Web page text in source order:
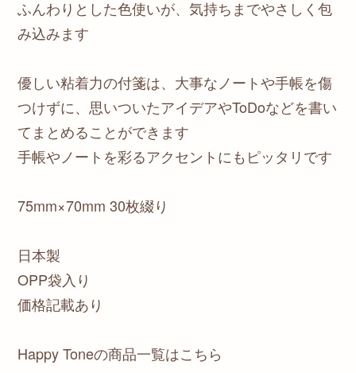
ふんわりとした色使いが、気持ちまでやさしく包
み込みます
優しい粘着力の付箋は、大事なノートや手帳を傷
つけずに、思いついたアイデアやToDoなどを書い
てまとめることができます
手帳やノートを彩るアクセントにもピッタリです
75mm×70mm 30枚綴り
日本製
OPP袋入り
価格記載あり
Happy Toneの商品一覧はこちら